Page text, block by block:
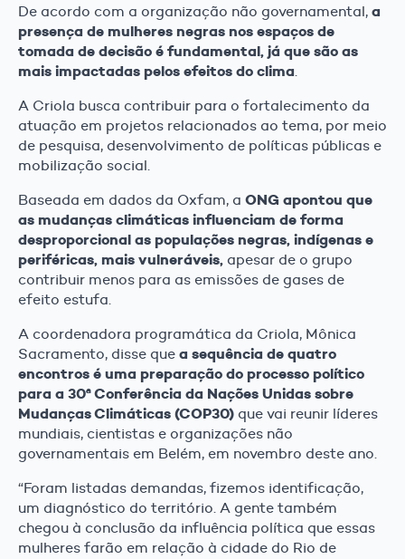
De acordo com a organização não governamental, a
presença de mulheres negras nos espaços de
tomada de decisão é fundamental, já que são as
mais impactadas pelos efeitos do clima
A Criola busca contribuir para o fortalecimento da
atuação em projetos relacionados ao tema, por meio
de pesquisa, desenvolvimento de políticas públicas e
mobilização social.
Baseada em dados da Oxfam, a ONG apontou que
as mudanças climáticas influenciam de forma
desproporcional as populações negras, indígenas e
periféricas, mais vulneráveis, apesar de o grupo
contribuir menos para as emissões de gases de
efeito estufa.
A coordenadora programática da Criola, Mônica
Sacramento, disse que a sequência de quatro
encontros é uma preparação do processo político
para a 30ª Conferência da Nações Unidas sobre
Mudanças Climáticas (COP30) que vai reunir líderes
mundiais, cientistas e organizações não
governamentais em Belém, em novembro deste ano.
“Foram listadas demandas, fizemos identificação,
um diagnóstico do território. A gente também
chegou à conclusão da influência política que essas
mulheres farão em relação à cidade do Rio de